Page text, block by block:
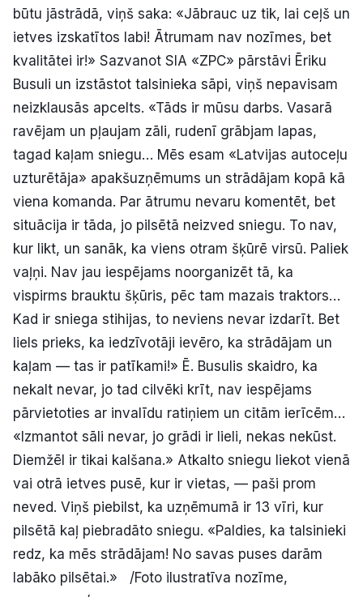
būtu jāstrādā, viņš saka: «Jābrauc uz tik, lai ceļš un
ietves izskatītos labi! Ātrumam nav nozīmes, bet
kvalitātei ir!» Sazvanot SIA «ZPC» pārstāvi Ēriku
Busuli un izstāstot talsinieka sāpi, viņš nepavisam
neizklausās apcelts. «Tāds ir mūsu darbs. Vasarā
ravējam un pļaujam zāli, rudenī grābjam lapas,
tagad kaļam sniegu… Mēs esam «Latvijas autoceļu
uzturētāja» apakšuzņēmums un strādājam kopā kā
viena komanda. Par ātrumu nevaru komentēt, bet
situācija ir tāda, jo pilsētā neizved sniegu. To nav,
kur likt, un sanāk, ka viens otram šķūrē virsū. Paliek
vaļņi. Nav jau iespējams noorganizēt tā, ka
vispirms brauktu šķūris, pēc tam mazais traktors…
Kad ir sniega stihijas, to neviens nevar izdarīt. Bet
liels prieks, ka iedzīvotāji ievēro, ka strādājam un
kaļam — tas ir patīkami!» Ē. Busulis skaidro, ka
nekalt nevar, jo tad cilvēki krīt, nav iespējams
pārvietoties ar invalīdu ratiņiem un citām ierīcēm…
«Izmantot sāli nevar, jo grādi ir lieli, nekas nekūst.
Diemžēl ir tikai kalšana.» Atkalto sniegu liekot vienā
vai otrā ietves pusē, kur ir vietas, — paši prom
neved. Viņš piebilst, ka uzņēmumā ir 13 vīri, kur
pilsētā kaļ piebradāto sniegu. «Paldies, ka talsinieki
redz, ka mēs strādājam! No savas puses darām
labāko pilsētai.» /Foto ilustratīva nozīme,